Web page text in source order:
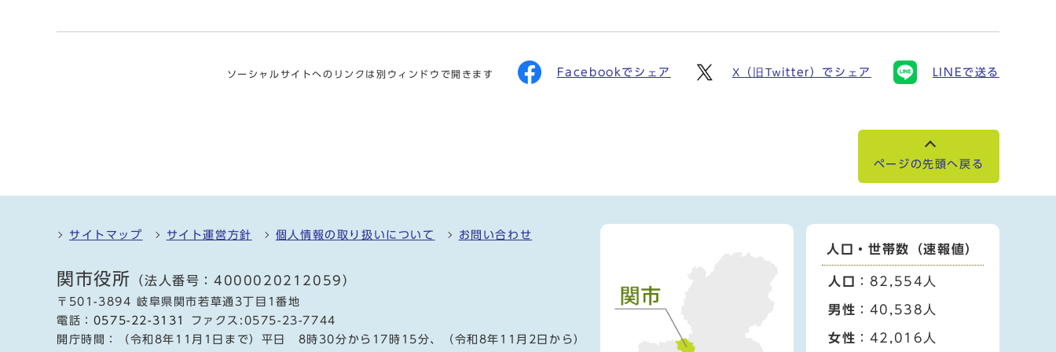
ソーシャルサイトへのリンクは別ウィンドウで開きます Facebookでシェア X（旧Twitter）でシェア LINEで送る
ページの先頭へ戻る
サイトマップ サイト運営方針 個人情報の取り扱いについて お問い合わせ
関市役所 （法人番号：4000020212059）
〒501-3894 岐阜県関市若草通3丁目1番地
電話： 0575-22-3131
ファクス:0575-23-7744
開庁時間：（令和8年11月1日まで）平日 8時30分から17時15分、（令和8年11月2日から）
人口・世帯数（速報値）
人口 ：82,554人
男性 ：40,538人
女性 ：42,016人